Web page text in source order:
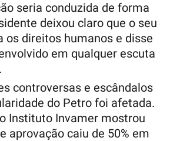
seria conduzida de forma
deixou claro que o seu
os direitos humanos e disse
em qualquer escuta
controversas e escândalos
do Petro foi afetada.
Instituto Invamer mostrou
aprovação caiu de 50% em